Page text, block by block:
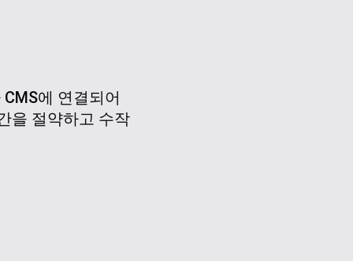
에 연결되어
을 절약하고 수작